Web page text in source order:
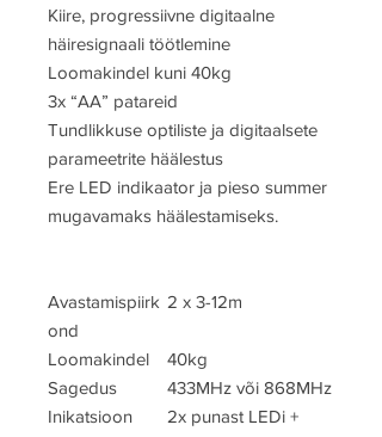
Kiire, progressiivne digitaalne
häiresignaali töötlemine
Loomakindel kuni 40kg
3x “AA” patareid
Tundlikkuse optiliste ja digitaalsete
parameetrite häälestus
Ere LED indikaator ja pieso summer
mugavamaks häälestamiseks.
Avastamispiirk
ond
2 x 3-12m
Loomakindel
40kg
Sagedus
433MHz või 868MHz
Inikatsioon
2x punast LEDi +